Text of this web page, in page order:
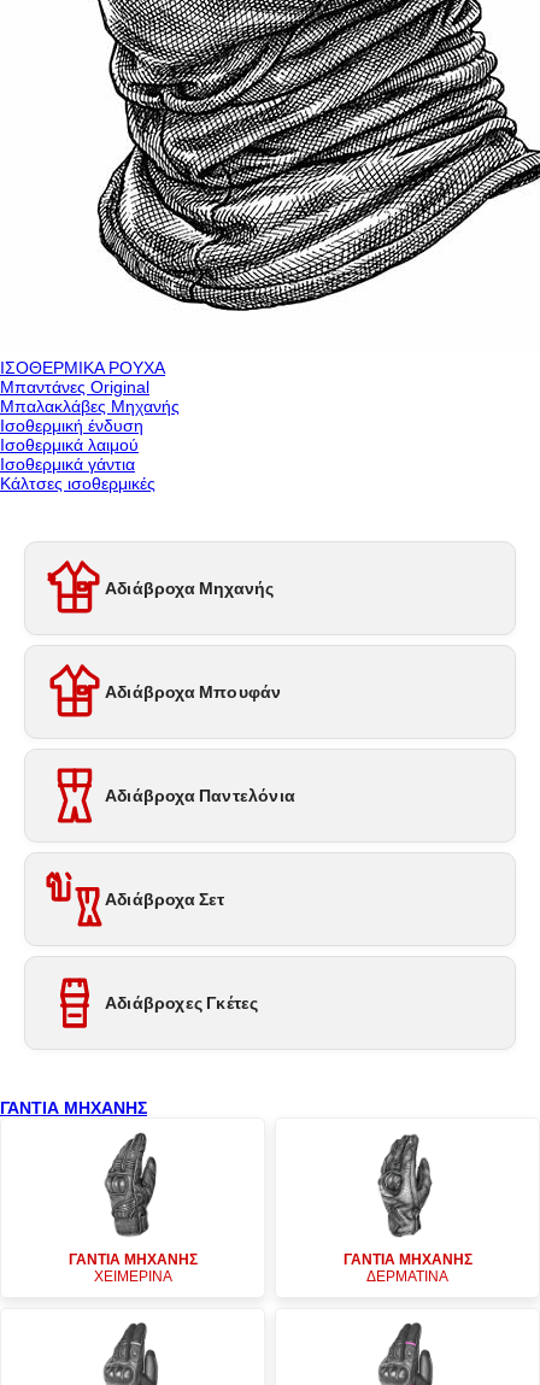
ΙΣΟΘΕΡΜΙΚΑ ΡΟΥΧΑ
Μπαντάνες Original
Μπαλακλάβες Μηχανής
Ισοθερμική ένδυση
Ισοθερμικά λαιμού
Ισοθερμικά γάντια
Κάλτσες ισοθερμικές
Αδιάβροχα Μηχανής
Αδιάβροχα Μπουφάν
Αδιάβροχα Παντελόνια
Αδιάβροχα Σετ
Αδιάβροχες Γκέτες
ΓΑΝΤΙΑ ΜΗΧΑΝΗΣ
ΓΑΝΤΙΑ ΜΗΧΑΝΗΣ
ΧΕΙΜΕΡΙΝΑ
ΓΑΝΤΙΑ ΜΗΧΑΝΗΣ
ΔΕΡΜΑΤΙΝΑ